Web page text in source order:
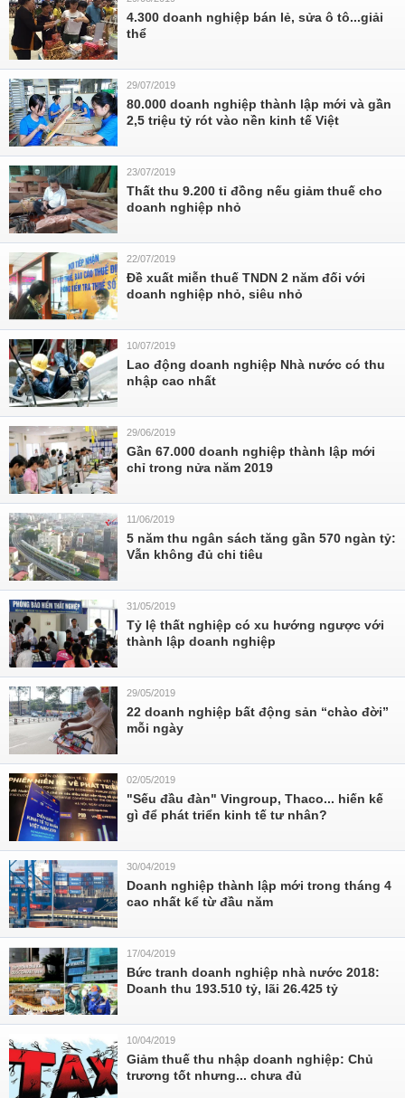
4.300 doanh nghiệp bán lẻ, sửa ô tô...giải
thể
29/07/2019
80.000 doanh nghiệp thành lập mới và gần
2,5 triệu tỷ rót vào nền kinh tế Việt
23/07/2019
Thất thu 9.200 tỉ đồng nếu giảm thuế cho
doanh nghiệp nhỏ
22/07/2019
Đề xuất miễn thuế TNDN 2 năm đối với
doanh nghiệp nhỏ, siêu nhỏ
10/07/2019
Lao động doanh nghiệp Nhà nước có thu
nhập cao nhất
29/06/2019
Gần 67.000 doanh nghiệp thành lập mới
chỉ trong nửa năm 2019
11/06/2019
5 năm thu ngân sách tăng gần 570 ngàn tỷ:
Vẫn không đủ chi tiêu
31/05/2019
Tỷ lệ thất nghiệp có xu hướng ngược với
thành lập doanh nghiệp
29/05/2019
22 doanh nghiệp bất động sản “chào đời”
mỗi ngày
02/05/2019
"Sếu đầu đàn" Vingroup, Thaco... hiến kế
gì để phát triển kinh tế tư nhân?
30/04/2019
Doanh nghiệp thành lập mới trong tháng 4
cao nhất kể từ đầu năm
17/04/2019
Bức tranh doanh nghiệp nhà nước 2018:
Doanh thu 193.510 tỷ, lãi 26.425 tỷ
10/04/2019
Giảm thuế thu nhập doanh nghiệp: Chủ
trương tốt nhưng... chưa đủ